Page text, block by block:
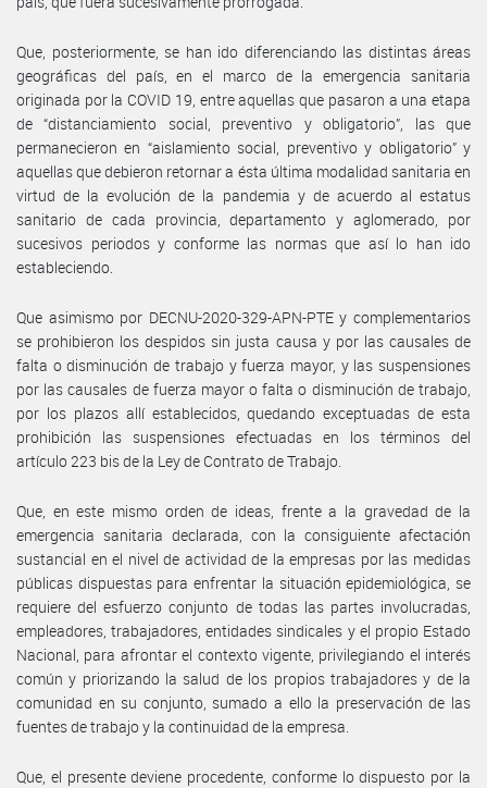
Que, posteriormente, se han ido diferenciando las distintas áreas
geográficas del país, en el marco de la emergencia sanitaria
originada por la COVID 19, entre aquellas que pasaron a una etapa
de “distanciamiento social, preventivo y obligatorio”, las que
permanecieron en “aislamiento social, preventivo y obligatorio” y
aquellas que debieron retornar a ésta última modalidad sanitaria en
virtud de la evolución de la pandemia y de acuerdo al estatus
sanitario de cada provincia, departamento y aglomerado, por
sucesivos periodos y conforme las normas que así lo han ido
estableciendo.
Que asimismo por DECNU-2020-329-APN-PTE y complementarios
se prohibieron los despidos sin justa causa y por las causales de
falta o disminución de trabajo y fuerza mayor, y las suspensiones
por las causales de fuerza mayor o falta o disminución de trabajo,
por los plazos allí establecidos, quedando exceptuadas de esta
prohibición las suspensiones efectuadas en los términos del
artículo 223 bis de la Ley de Contrato de Trabajo.
Que, en este mismo orden de ideas, frente a la gravedad de la
emergencia sanitaria declarada, con la consiguiente afectación
sustancial en el nivel de actividad de la empresas por las medidas
públicas dispuestas para enfrentar la situación epidemiológica, se
requiere del esfuerzo conjunto de todas las partes involucradas,
empleadores, trabajadores, entidades sindicales y el propio Estado
Nacional, para afrontar el contexto vigente, privilegiando el interés
común y priorizando la salud de los propios trabajadores y de la
comunidad en su conjunto, sumado a ello la preservación de las
fuentes de trabajo y la continuidad de la empresa.
Que, el presente deviene procedente, conforme lo dispuesto por la